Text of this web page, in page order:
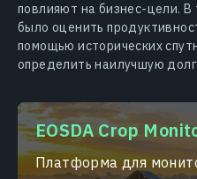
повлияют на бизнес-цели.
было оценить
помощью исторических
определить наилучшую
EOSDA Crop
Платформа для